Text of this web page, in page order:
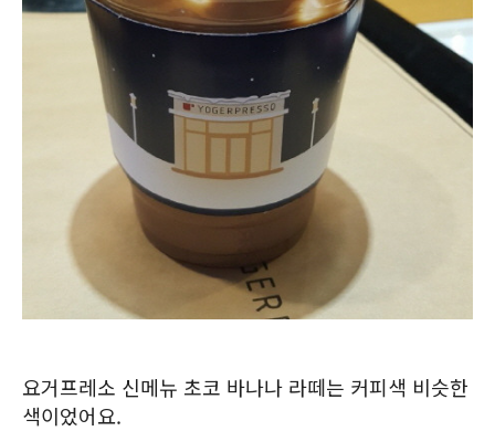
요거프레소 신메뉴 초코 바나나 라떼는 커피색 비슷한
색이었어요.